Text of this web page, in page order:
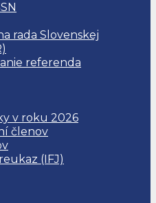
rada Slovenskej
referenda
v roku 2026
členov
(IFJ)